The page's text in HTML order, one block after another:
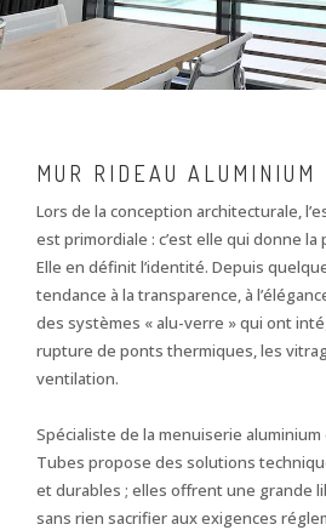
MUR RIDEAU ALUMINIUM
Lors de la conception architecturale,
est primordiale : c’est elle qui donne
Elle en définit l’identité. Depuis
tendance à la transparence, à
des systèmes « alu-verre » qui ont
rupture de ponts thermiques, les
ventilation.
Spécialiste de la menuiserie
Tubes propose des solutions
et durables ; elles offrent une grande
sans rien sacrifier aux exigences